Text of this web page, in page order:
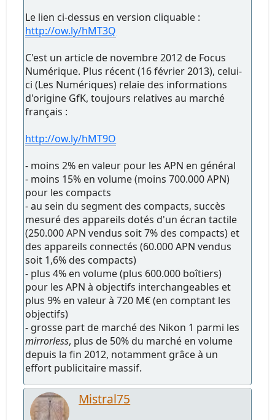
Le lien ci-dessus en version cliquable :
http://ow.ly/hMT3Q
C'est un article de novembre 2012 de Focus
Numérique. Plus récent (16 février 2013), celui-
ci (Les Numériques) relaie des informations
d'origine GfK, toujours relatives au marché
français :
http://ow.ly/hMT9O
- moins 2% en valeur pour les APN en général
- moins 15% en volume (moins 700.000 APN)
pour les compacts
- au sein du segment des compacts, succès
mesuré des appareils dotés d'un écran tactile
(250.000 APN vendus soit 7% des compacts) et
des appareils connectés (60.000 APN vendus
soit 1,6% des compacts)
- plus 4% en volume (plus 600.000 boîtiers)
pour les APN à objectifs interchangeables et
plus 9% en valeur à 720 M€ (en comptant les
objectifs)
- grosse part de marché des Nikon 1 parmi les
mirrorless, plus de 50% du marché en volume
depuis la fin 2012, notamment grâce à un
effort publicitaire massif.
Mistral75